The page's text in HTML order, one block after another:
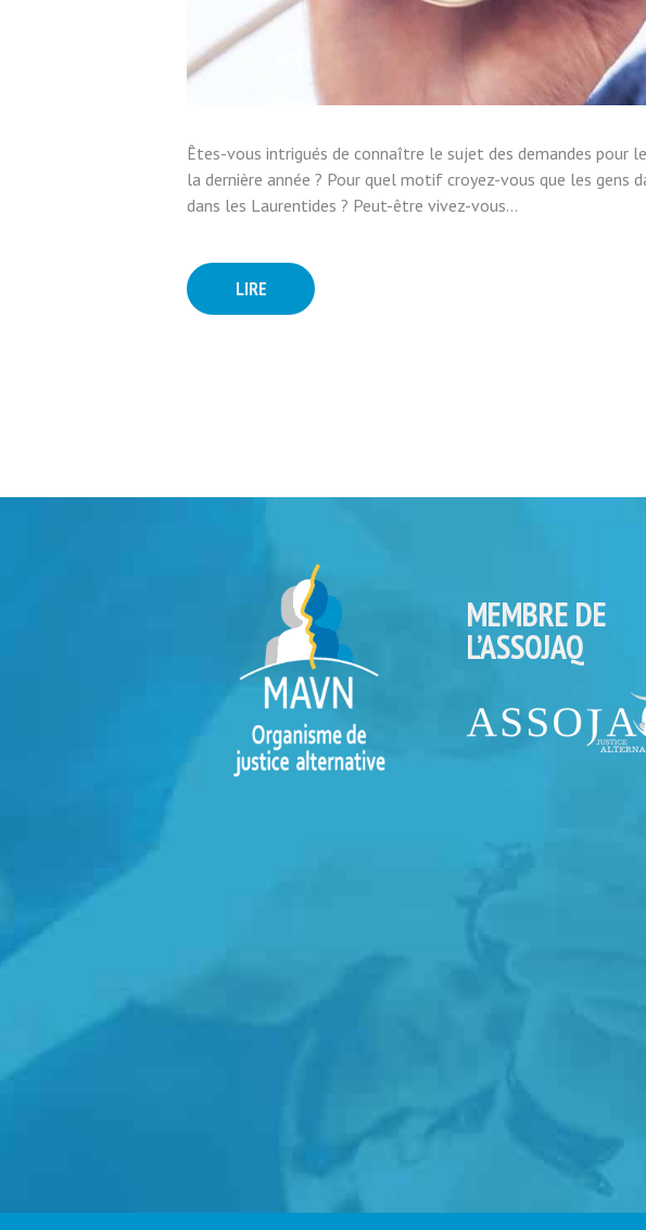
Êtes-vous intrigués de connaître le sujet des demandes pour
la dernière année ? Pour quel motif croyez-vous que les gens
dans les Laurentides ? Peut-être vivez-vous...
LIRE
MEMBRE DE
L’ASSOJAQ